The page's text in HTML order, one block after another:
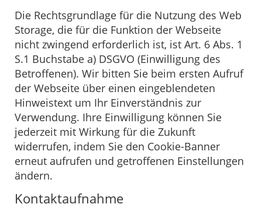
Die Rechtsgrundlage für die Nutzung des Web
Storage, die für die Funktion der Webseite
nicht zwingend erforderlich ist, ist Art. 6 Abs. 1
S.1 Buchstabe a) DSGVO (Einwilligung des
Betroffenen). Wir bitten Sie beim ersten Aufruf
der Webseite über einen eingeblendeten
Hinweistext um Ihr Einverständnis zur
Verwendung. Ihre Einwilligung können Sie
jederzeit mit Wirkung für die Zukunft
widerrufen, indem Sie den Cookie-Banner
erneut aufrufen und getroffenen Einstellungen
ändern.
Kontaktaufnahme